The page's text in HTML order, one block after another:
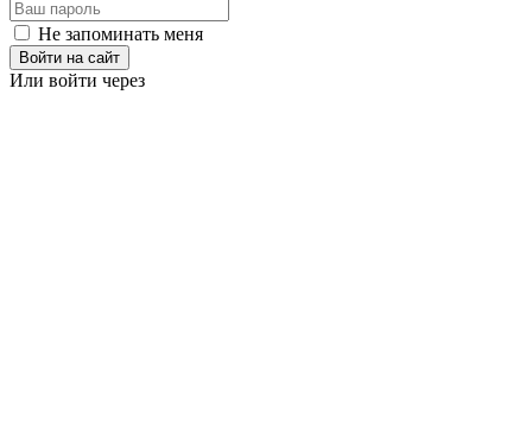
Не запоминать меня
Войти на сайт
Или войти через